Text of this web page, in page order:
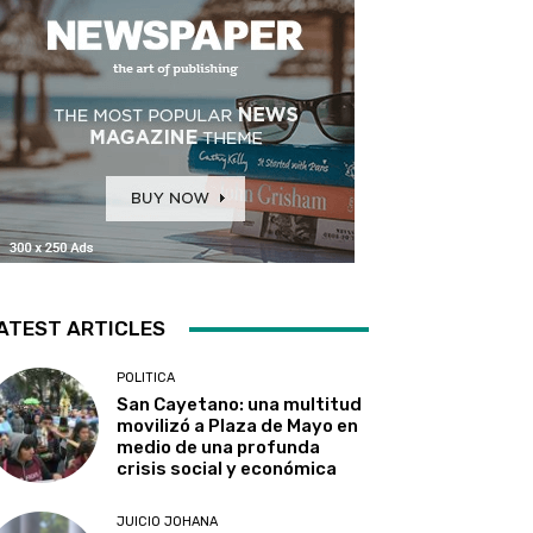
ARTICLES
POLITICA
San Cayetano: una multitud
movilizó a Plaza de Mayo en
medio de una profunda
crisis social y económica
JUICIO JOHANA